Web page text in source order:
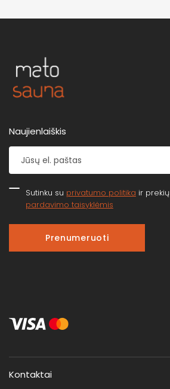
Kontaktai
Naujienlaiškis
Sutinku su privatumo politika ir prekių
pardavimo taisyklėmis
Prenumeruoti